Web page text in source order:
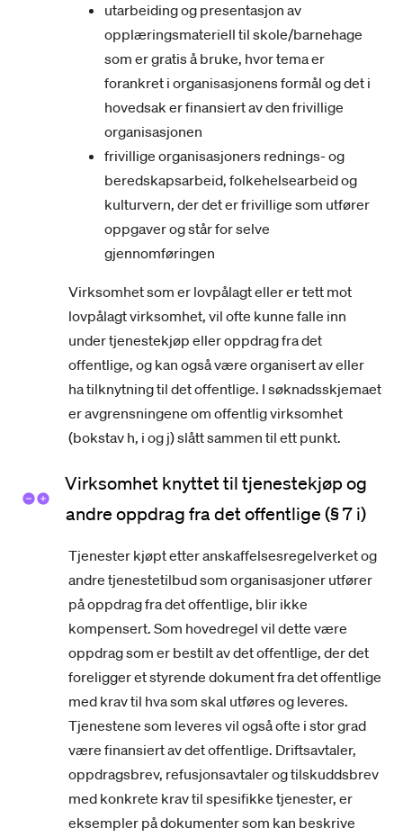
utarbeiding og presentasjon av
opplæringsmateriell til skole/barnehage
som er gratis å bruke, hvor tema er
forankret i organisasjonens formål og det i
hovedsak er finansiert av den frivillige
organisasjonen
frivillige organisasjoners rednings- og
beredskapsarbeid, folkehelsearbeid og
kulturvern, der det er frivillige som utfører
oppgaver og står for selve
gjennomføringen
Virksomhet som er lovpålagt eller er tett mot
lovpålagt virksomhet, vil ofte kunne falle inn
under tjenestekjøp eller oppdrag fra det
offentlige, og kan også være organisert av eller
ha tilknytning til det offentlige. I søknadsskjemaet
er avgrensningene om offentlig virksomhet
(bokstav h, i og j) slått sammen til ett punkt.
Virksomhet knyttet til tjenestekjøp og
andre oppdrag fra det offentlige (§ 7 i)
Tjenester kjøpt etter anskaffelsesregelverket og
andre tjenestetilbud som organisasjoner utfører
på oppdrag fra det offentlige, blir ikke
kompensert. Som hovedregel vil dette være
oppdrag som er bestilt av det offentlige, der det
foreligger et styrende dokument fra det offentlige
med krav til hva som skal utføres og leveres.
Tjenestene som leveres vil også ofte i stor grad
være finansiert av det offentlige. Driftsavtaler,
oppdragsbrev, refusjonsavtaler og tilskuddsbrev
med konkrete krav til spesifikke tjenester, er
eksempler på dokumenter som kan beskrive